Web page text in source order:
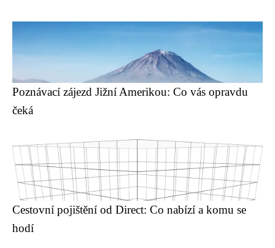
Poznávací zájezd Jižní Amerikou: Co vás opravdu
čeká
Cestovní pojištění od Direct: Co nabízí a komu se
hodí